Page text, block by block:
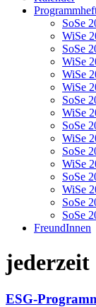
SoSe
WiSe
SoSe
WiSe
WiSe
WiSe
SoSe
WiSe
SoSe
WiSe
SoSe
WiSe
SoSe
WiSe
SoSe
SoSe
FreundInnen
jederzeit
ESG-